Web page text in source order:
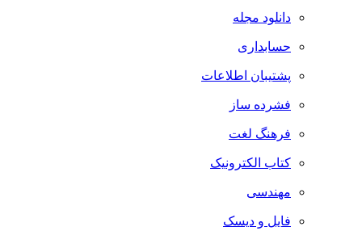
دانلود مجله
حسابداری
پشتیبان اطلاعات
فشرده ساز
فرهنگ لغت
کتاب الکترونیک
مهندسی
فایل و دیسک